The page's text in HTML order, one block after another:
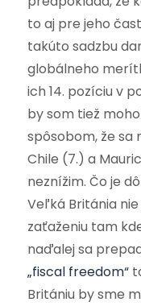
to aj pre jeho
takúto sadzbu
globálneho
ich 14. pozíciu v
by som tiež
spôsobom, že sa
Chile (7.) a
neznížim. Čo je
Veľká Británia
zaťaženiu tam
naďalej sa
„fiscal freedom“
Britániu by sme